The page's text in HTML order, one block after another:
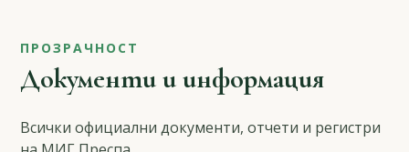
ПРОЗРАЧНОСТ
Документи и информация
Всички официални документи, отчети и регистри